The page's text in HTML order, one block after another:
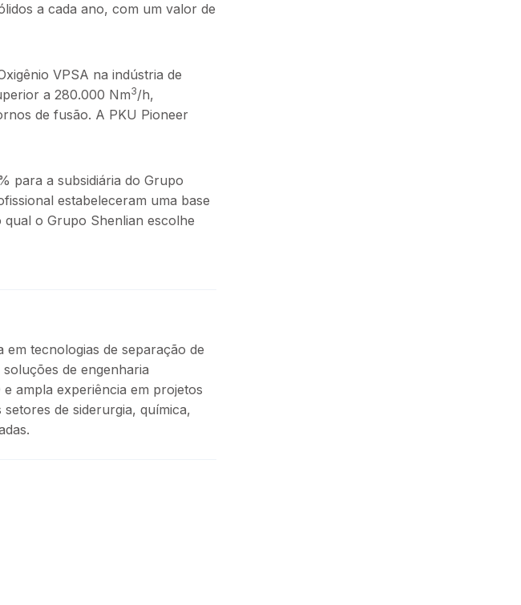
a cada ano, com um valor de
VPSA na indústria de
a 280.000 Nm3/h,
de fusão. A PKU Pioneer
para a subsidiária do Grupo
estabeleceram uma base
o Grupo Shenlian escolhe
em tecnologias de separação de
de engenharia
ampla experiência em projetos
de siderurgia, química,